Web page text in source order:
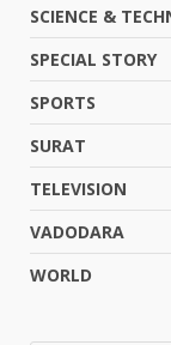
SCIENCE &
SPECIAL STORY
SPORTS
SURAT
TELEVISION
VADODARA
WORLD